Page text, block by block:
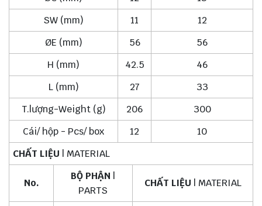
SW (mm)
11
12
ØE (mm)
56
56
H (mm)
42.5
46
L (mm)
27
33
T.lượng-Weight (g)
206
300
Cái/ hộp - Pcs/ box
12
10
CHẤT LIỆU
| MATERIAL
No.
BỘ PHẬN
PARTS
CHẤT LIỆU | MATERIAL